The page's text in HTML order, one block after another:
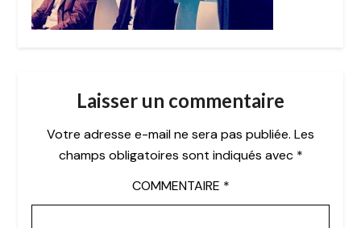
Laisser un commentaire
Votre adresse e-mail ne sera pas publiée. Les
champs obligatoires sont indiqués avec *
COMMENTAIRE *